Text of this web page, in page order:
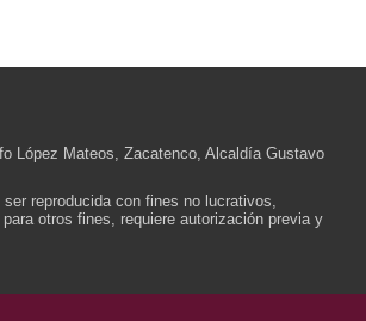
López Mateos, Zacatenco, Alcaldía Gustavo
reproducida con fines no lucrativos,
otros fines, requiere autorización previa y